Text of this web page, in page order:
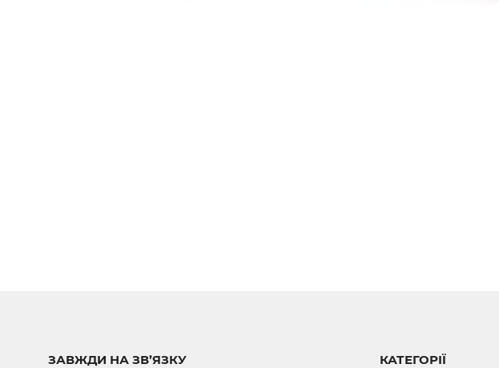
ЗАВЖДИ НА ЗВ’ЯЗКУ КАТЕГОРІЇ